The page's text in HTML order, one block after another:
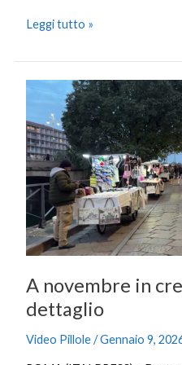
Leggi tutto »
A novembre in
dettaglio
Video Pillole/Gennaio 9,
novembre
in
crescita
le
vendite
al
dettaglio